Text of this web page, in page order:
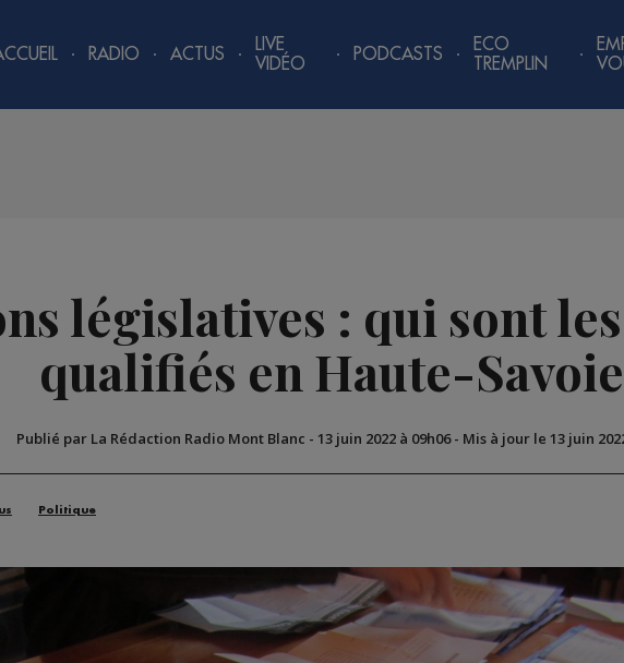
RADIO ACTUS
LIVE
VIDÉO
PODCASTS
ECO
TREMPLIN
législatives : qui sont
qualifiés en Haute-
Publié par La Rédaction Radio Mont Blanc - 13 juin 2022 à 09h06- Mis à jour le 13 juin
Politique